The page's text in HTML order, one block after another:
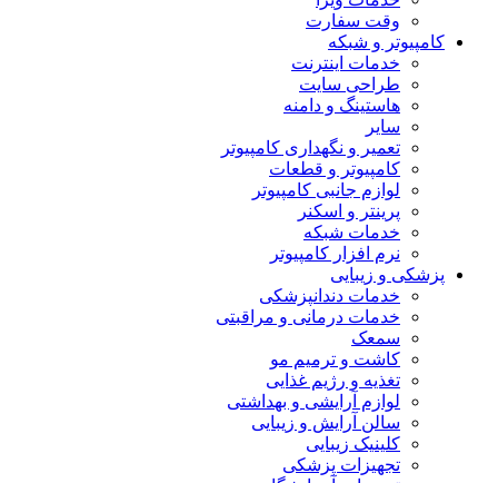
وقت سفارت
کامپیوتر و شبکه
خدمات اینترنت
طراحی سایت
هاستینگ و دامنه
سایر
تعمیر و نگهداری کامپیوتر
کامپیوتر و قطعات
لوازم جانبی کامپیوتر
پرینتر و اسکنر
خدمات شبکه
نرم افزار کامپیوتر
پزشکی و زیبایی
خدمات دندانپزشکی
خدمات درمانی و مراقبتی
سمعک
کاشت و ترمیم مو
تغذیه و رژیم غذایی
لوازم آرایشی و بهداشتی
سالن آرایش و زیبایی
کلینیک زیبایی
تجهیزات پزشکی